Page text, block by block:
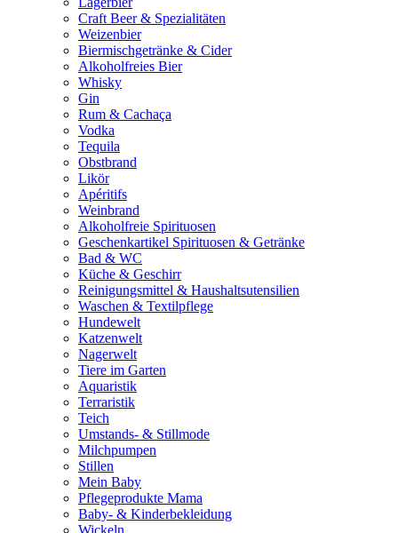
Craft Beer & Spezialitäten
Weizenbier
Biermischgetränke & Cider
Alkoholfreies Bier
Whisky
Gin
Rum & Cachaça
Vodka
Tequila
Obstbrand
Likör
Apéritifs
Weinbrand
Alkoholfreie Spirituosen
Geschenkartikel Spirituosen & Getränke
Bad & WC
Küche & Geschirr
Reinigungsmittel & Haushaltsutensilien
Waschen & Textilpflege
Hundewelt
Katzenwelt
Nagerwelt
Tiere im Garten
Aquaristik
Terraristik
Teich
Umstands- & Stillmode
Milchpumpen
Stillen
Mein Baby
Pflegeprodukte Mama
Baby- & Kinderbekleidung
Wickeln